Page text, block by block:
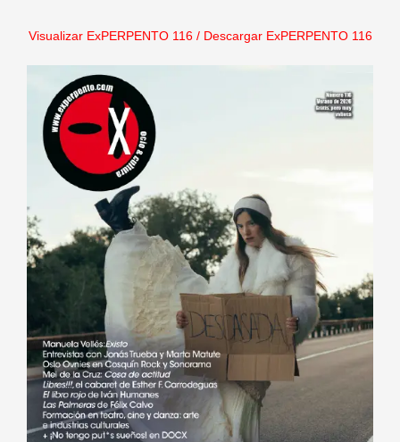
Visualizar ExPERPENTO 116/ Descargar ExPERPENTO 116